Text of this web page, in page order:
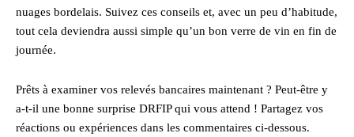
nuages bordelais. Suivez ces conseils et, avec un peu d’habitude,
tout cela deviendra aussi simple qu’un bon verre de vin en fin de
journée.
Prêts à examiner vos relevés bancaires maintenant ? Peut-être y
a-t-il une bonne surprise DRFIP qui vous attend ! Partagez vos
réactions ou expériences dans les commentaires ci-dessous.